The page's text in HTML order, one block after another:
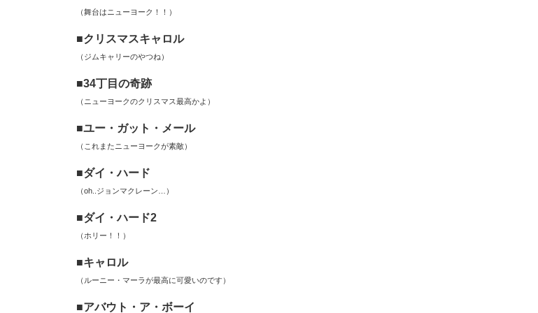
（舞台はニューヨーク！！）
■クリスマスキャロル
（ジムキャリーのやつね）
■34丁目の奇跡
（ニューヨークのクリスマス最高かよ）
■ユー・ガット・メール
（これまたニューヨークが素敵）
■ダイ・ハード
（oh..ジョンマクレーン…）
■ダイ・ハード2
（ホリー！！）
■キャロル
（ルーニー・マーラが最高に可愛いのです）
■アバウト・ア・ボーイ